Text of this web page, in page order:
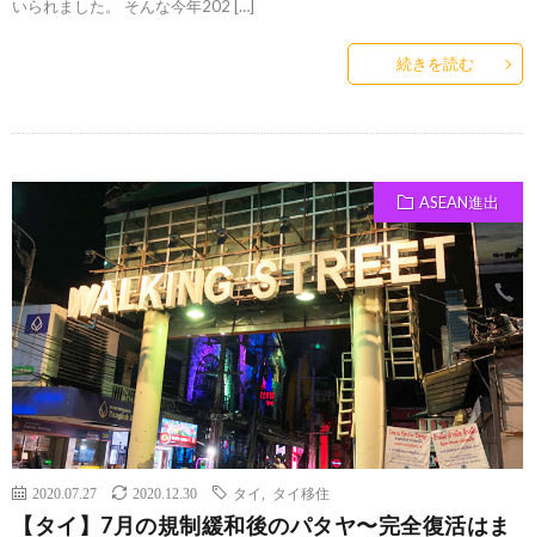
いられました。 そんな今年202 […]
続きを読む
ASEAN進出
2020.07.27 2020.12.30 タイ タイ移住
【タイ】7月の規制緩和後のパタヤ〜完全復活はま